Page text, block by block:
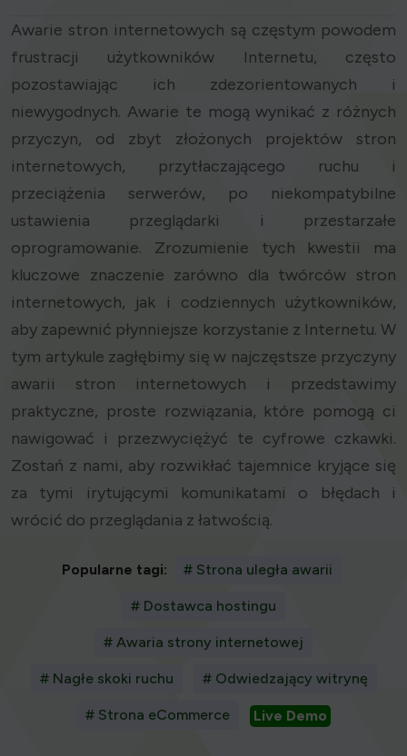
Awarie stron internetowych są częstym powodem
frustracji użytkowników Internetu, często
pozostawiając ich zdezorientowanych i
niewygodnych. Awarie te mogą wynikać z różnych
przyczyn, od zbyt złożonych projektów stron
internetowych, przytłaczającego ruchu i
przeciążenia serwerów, po niekompatybilne
ustawienia przeglądarki i przestarzałe
oprogramowanie. Zrozumienie tych kwestii ma
kluczowe znaczenie zarówno dla twórców stron
internetowych, jak i codziennych użytkowników,
aby zapewnić płynniejsze korzystanie z Internetu. W
tym artykule zagłębimy się w najczęstsze przyczyny
awarii stron internetowych i przedstawimy
praktyczne, proste rozwiązania, które pomogą ci
nawigować i przezwyciężyć te cyfrowe czkawki.
Zostań z nami, aby rozwikłać tajemnice kryjące się
za tymi irytującymi komunikatami o błędach i
wrócić do przeglądania z łatwością.
Popularne tagi: # Strona uległa awarii
# Dostawca hostingu
# Awaria strony internetowej
# Nagłe skoki ruchu # Odwiedzający witrynę
# Strona eCommerce Live Demo